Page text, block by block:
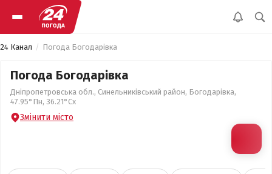
24 Канал Погода Богодарівка
Погода Богодарівка
Дніпропетровська обл., Синельниківський район, Богодарівка,
47.95°Пн, 36.21°Сх
Змінити місто